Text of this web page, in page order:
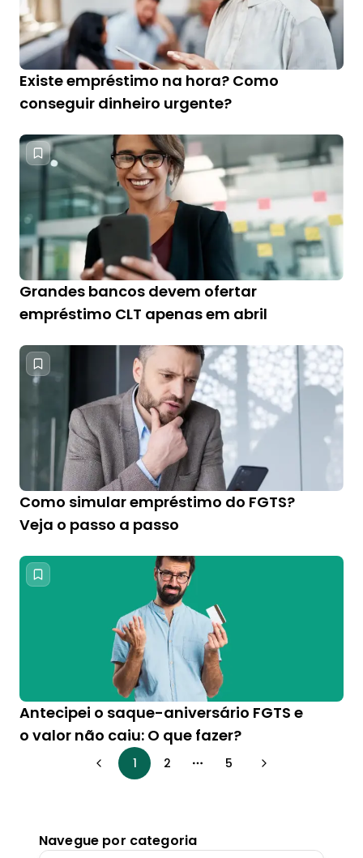
Existe empréstimo na hora? Como
conseguir dinheiro urgente?
Grandes bancos devem ofertar
empréstimo CLT apenas em abril
Como simular empréstimo do FGTS?
Veja o passo a passo
Antecipei o saque-aniversário FGTS e
o valor não caiu: O que fazer?
1 2 More pages
5
Navegue por categoria